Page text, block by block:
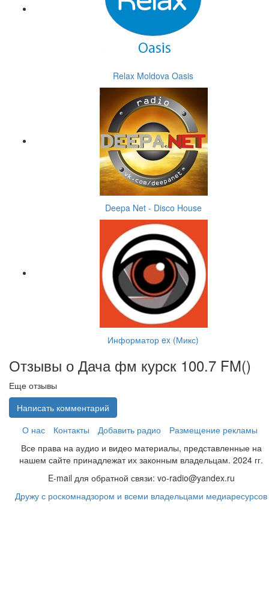
Relax Moldova Oasis
Deepa Net - Disco House
Информатор ex (Микс)
Отзывы о Дача фм курск 100.7 FM()
Еще отзывы
Написать комментарий
О нас
Контакты Добавить радио
Размещение рекламы
Все права на аудио и видео материалы, представленные на
нашем сайте принадлежат их законным владельцам. 2024 гг.
E-mail для обратной связи: vo-radio@yandex.ru
Дружу с роскомнадзором и всеми владельцами медиаресурсов